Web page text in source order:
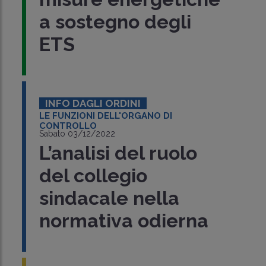
a sostegno degli
ETS
INFO DAGLI ORDINI
LE FUNZIONI DELL'ORGANO DI
CONTROLLO
Sabato 03/12/2022
L’analisi del ruolo
del collegio
sindacale nella
normativa odierna